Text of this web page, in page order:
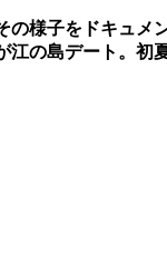
様子をドキュ
の島デート。初